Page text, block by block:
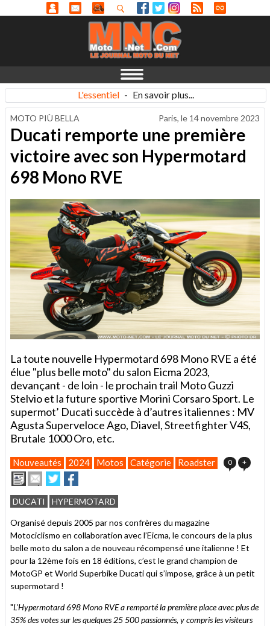
L'essentiel - En savoir plus...
MOTO PIÙ BELLA Paris, le 14 novembre 2023
Ducati remporte une première
victoire avec son Hypermotard
698 Mono RVE
La toute nouvelle Hypermotard 698 Mono RVE a été
élue "plus belle moto" du salon Eicma 2023,
devançant - de loin - le prochain trail Moto Guzzi
Stelvio et la future sportive Morini Corsaro Sport. Le
supermot’ Ducati succède à d’autres italiennes : MV
Agusta Superveloce Ago, Diavel, Streetfighter V4S,
Brutale 1000 Oro, etc.
Nouveautés 2024 Motos Catégorie Roadster 0 +
ImprimerEnvoyer
cet
article
à
un
ami
Partager
sur
Twitter
sur
Facebook
DUCATI HYPERMOTARD
Organisé depuis 2005 par nos confrères du magazine
Motociclismo en collaboration avec l’Eicma, le concours de la plus
belle moto du salon a de nouveau récompensé une italienne ! Et
pour la 12ème fois en 18 éditions, c’est le grand champion de
MotoGP et World Superbike Ducati qui s’impose, grâce à un petit
supermotard !
"L'Hypermotard 698 Mono RVE a remporté la première place avec plus de
35% des votes sur les quelques 25 500 passionnés, y compris les visiteurs